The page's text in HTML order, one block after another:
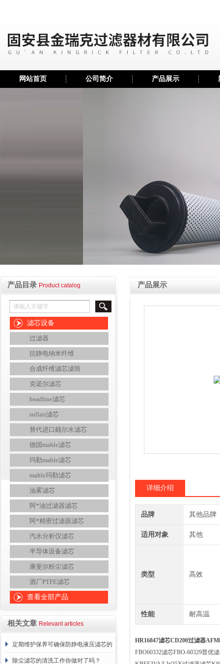
网站首页 公司简介 产品展示
产品目录 Product catalog
滤芯设备
过滤器
抗静电纳米纤维
合成纤维滤芯滤筒
克诺尔滤芯
headline滤芯
sullair滤芯
替代进口颇尔水滤芯
德国mahle滤芯
玛勒mahle滤芯
mahle玛勒滤芯
油雾滤芯
阿*油过滤器滤芯
阿*精密过滤器滤芯
汽水分析仪滤芯
半导体设备滤芯
康斐尔粉尘滤芯
酒厂PTFE滤芯
查看全部产品
相关文章 Relevant articles
定期维护保养可确保防静电液压滤芯的
正常工作
除尘滤芯的清洗工作你做对了吗？
产品展示
详细介绍
品牌 其他品牌
适用对象 其他
类型 高效
性能 耐高温
HR16847滤芯CD200过滤器
FBO60332滤芯FBO-60329普优